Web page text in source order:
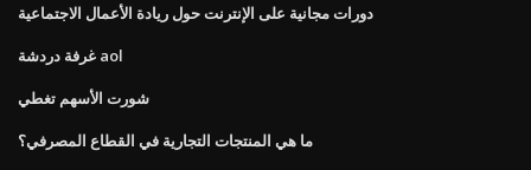
دورات مجانية على الإنترنت حول ريادة الأعمال الاجتماعية
غرفة دردشة aol
شورت الأسهم تغطي
ما هي المنتجات التجارية في القطاع المصرفي؟